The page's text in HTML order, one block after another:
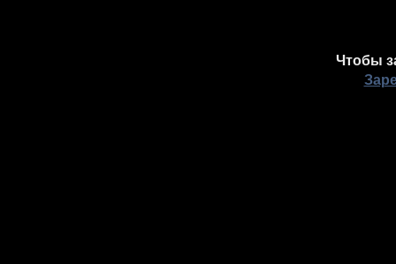
Чтобы